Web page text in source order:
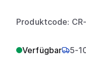
Produktcode:
Verfügbar 5-